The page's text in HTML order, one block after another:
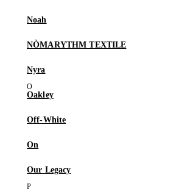
Noah
NÒMARYTHM TEXTILE
Nyra
Oakley
Off-White
On
Our Legacy